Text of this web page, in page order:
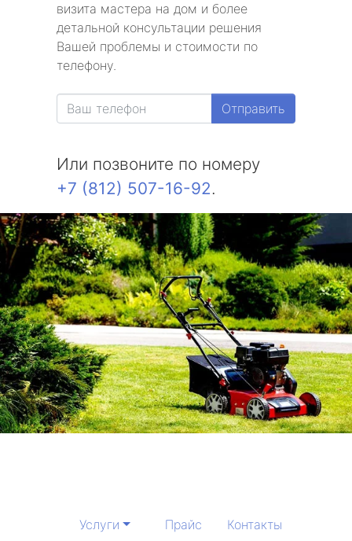
визита мастера на дом и более
детальной консультации решения
Вашей проблемы и стоимости по
телефону.
Отправить
Или позвоните по номеру
+7 (812) 507-16-92.
Услуги Прайс Контакты